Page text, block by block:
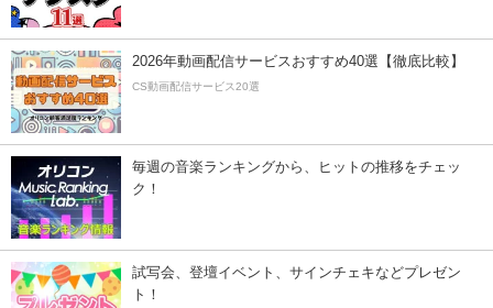
2026年動画配信サービスおすすめ40選【徹底比較】
CS動画配信サービス20選
毎週の音楽ランキングから、ヒットの推移をチェッ
ク！
試写会、登壇イベント、サインチェキなどプレゼン
ト！